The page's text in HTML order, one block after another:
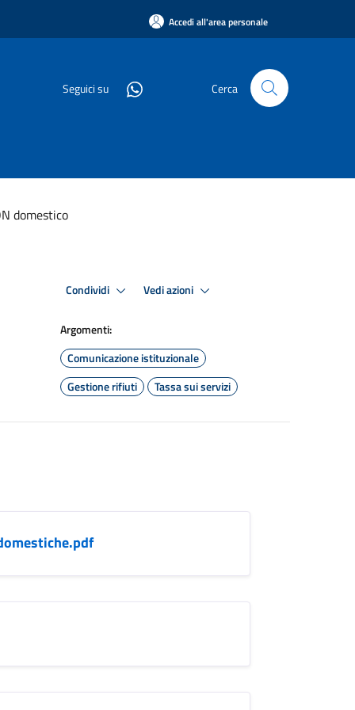
Accedi all'area personale
Seguici su Cerca
domestico
Condividi Vedi azioni
Argomenti:
Comunicazione istituzionale
Gestione rifiuti
Tassa sui servizi